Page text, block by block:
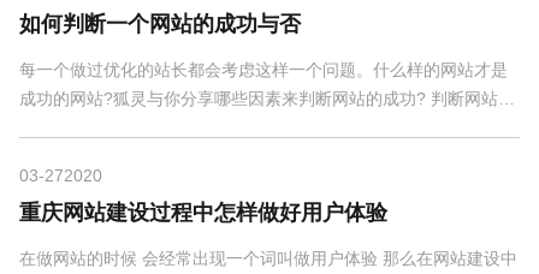
如何判断一个网站的成功与否
每一个做过优化的站长都会考虑这样一个问题。什么样的网站才是
成功的网站?狐灵与你分享哪些因素来判断网站的成功? 判断网站设
03-272020
重庆网站建设过程中怎样做好用户体验
在做网站的时候 会经常出现一个词叫做用户体验 那么在网站建设中